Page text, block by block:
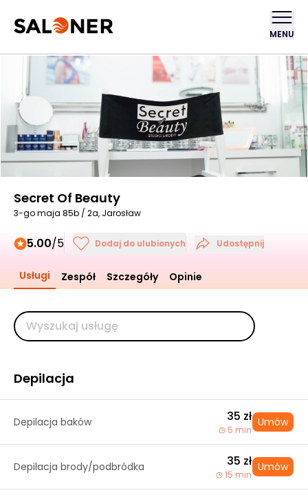
MENU
Secret Of Beauty
3-go maja 85b / 2a, Jarosław
5.00/5 Dodaj do ulubionych Udostępnij
Usługi Zespół Szczegóły Opinie
Depilacja
Depilacja baków 35 zł
5 min
Umów
Depilacja brody/podbródka 35 zł
15 min
Umów